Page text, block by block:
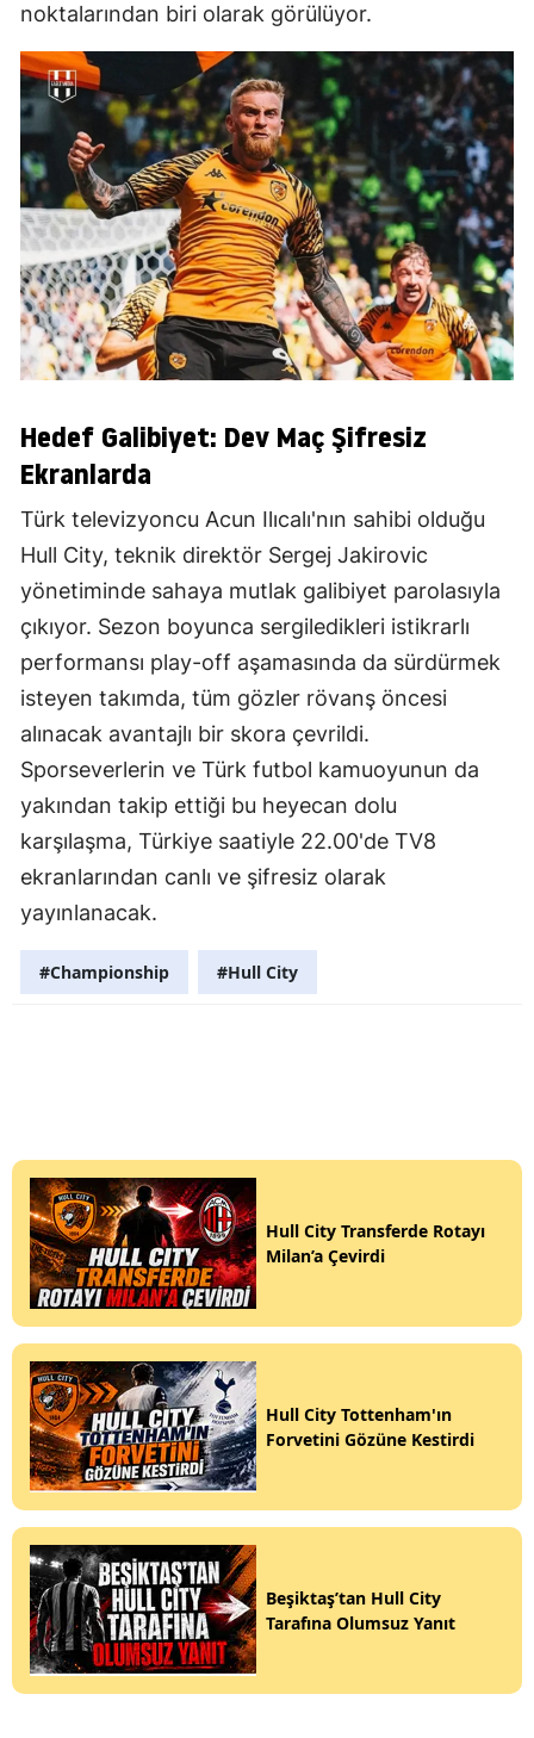
noktalarından biri olarak görülüyor.
Hedef Galibiyet: Dev Maç Şifresiz
Ekranlarda
Türk televizyoncu Acun Ilıcalı'nın sahibi olduğu
Hull City, teknik direktör Sergej Jakirovic
yönetiminde sahaya mutlak galibiyet parolasıyla
çıkıyor. Sezon boyunca sergiledikleri istikrarlı
performansı play-off aşamasında da sürdürmek
isteyen takımda, tüm gözler rövanş öncesi
alınacak avantajlı bir skora çevrildi.
Sporseverlerin ve Türk futbol kamuoyunun da
yakından takip ettiği bu heyecan dolu
karşılaşma, Türkiye saatiyle 22.00'de TV8
ekranlarından canlı ve şifresiz olarak
yayınlanacak.
#Championship #Hull City
Hull City Transferde Rotayı
Milan’a Çevirdi
Hull City Tottenham'ın
Forvetini Gözüne Kestirdi
Beşiktaş’tan Hull City
Tarafına Olumsuz Yanıt